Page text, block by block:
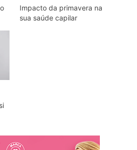
Impacto da primavera na
sua saúde capilar